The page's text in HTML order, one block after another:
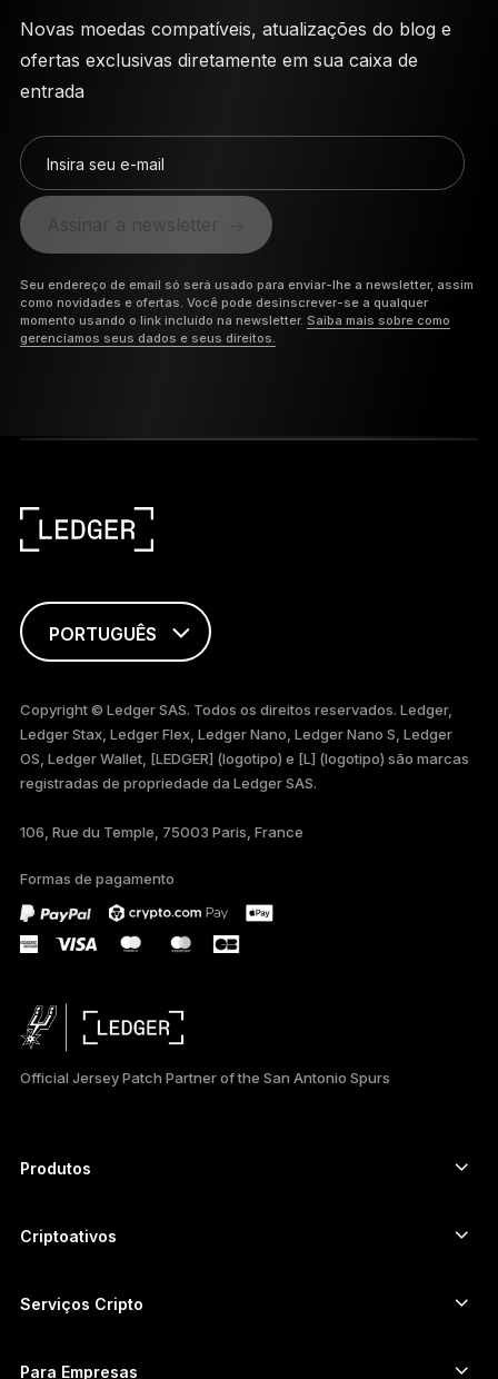
Novas moedas compatíveis, atualizações do blog e
ofertas exclusivas diretamente em sua caixa de
entrada
Insira seu e-mail
Assinar a newsletter
Seu endereço de email só será usado para enviar-lhe a newsletter, assim
como novidades e ofertas. Você pode desinscrever-se a qualquer
momento usando o link incluído na newsletter. Saiba mais sobre como
gerenciamos seus dados e seus direitos.
PORTUGUÊS
FRANÇAIS
TÜRKÇE
DEUTSCH
ภาษาไทย
Copyright © Ledger SAS. Todos os direitos reservados. Ledger,
Ledger Stax, Ledger Flex, Ledger Nano, Ledger Nano S, Ledger
OS, Ledger Wallet, [LEDGER] (logotipo) e [L] (logotipo) são marcas
registradas de propriedade da Ledger SAS.
106, Rue du Temple, 75003 Paris, France
Formas de pagamento
Official Jersey Patch Partner of the San Antonio Spurs
Produtos
Hardware Wallet
Ledger Stax
Ledger Nano Classics
Criptoativos
Carteira de Ethereum
Carteira de Cardano
Serviços Cripto
Comprar cripto
Para Empresas